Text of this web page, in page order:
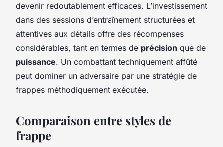
devenir redoutablement efficaces. L’investissement
dans des sessions d’entraînement structurées et
attentives aux détails offre des récompenses
considérables, tant en termes de précision que de
puissance. Un combattant techniquement affûté
peut dominer un adversaire par une stratégie de
frappes méthodiquement exécutée.
Comparaison entre styles de
frappe